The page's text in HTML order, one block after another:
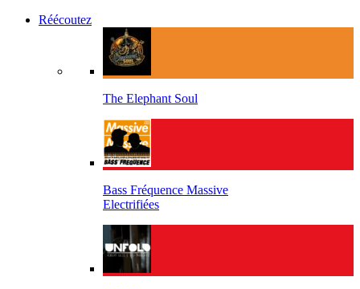
Réécoutez
The Elephant Soul
Bass Fréquence Massive
Electrifiées